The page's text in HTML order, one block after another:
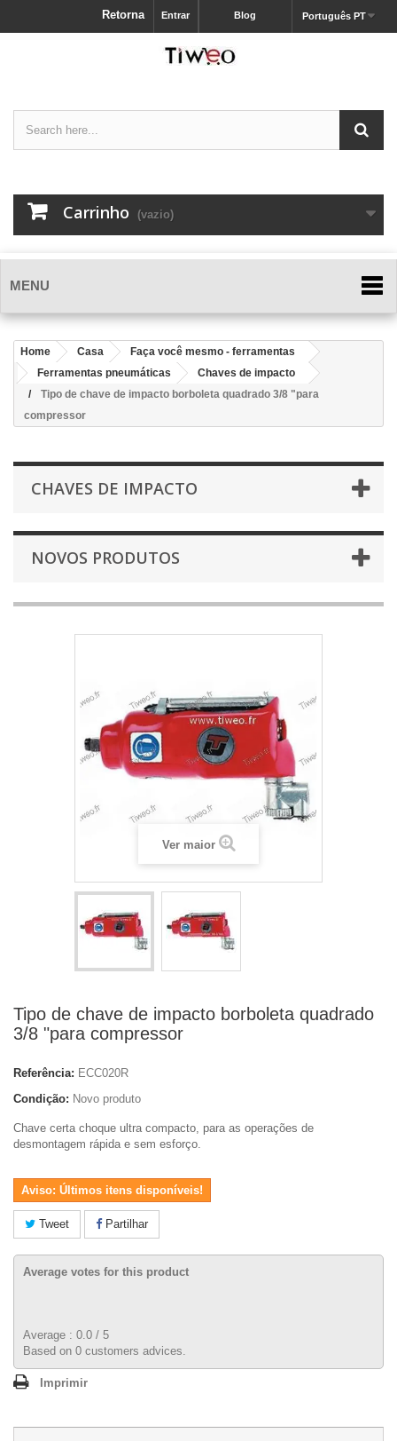
Português PT
Blog
Entrar
Retorna
Carrinho (vazio)
MENU
Home Casa
Faça você mesmo - ferramentas
Ferramentas pneumáticas
Chaves de impacto
Tipo de chave de impacto borboleta quadrado 3/8 "para
compressor
CHAVES DE IMPACTO
NOVOS PRODUTOS
Ver maior
Tipo de chave de impacto borboleta quadrado
3/8 "para compressor
Referência: ECC020R
Condição: Novo produto
Chave certa choque ultra compacto, para as operações de
desmontagem rápida e sem esforço.
Aviso: Últimos itens disponíveis!
Tweet Partilhar
Average votes for this product
Average : 0.0 / 5
Based on 0 customers advices.
Imprimir